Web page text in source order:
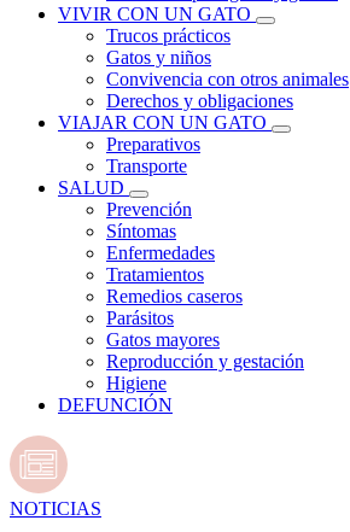
VIVIR CON UN GATO
Trucos prácticos
Gatos y niños
Convivencia con otros animales
Derechos y obligaciones
VIAJAR CON UN GATO
Preparativos
Transporte
SALUD
Prevención
Síntomas
Enfermedades
Tratamientos
Remedios caseros
Parásitos
Gatos mayores
Reproducción y gestación
Higiene
DEFUNCIÓN
NOTICIAS